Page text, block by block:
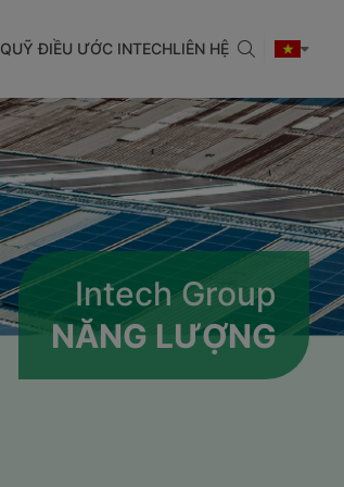
QUỸ ĐIỀU ƯỚC INTECHLIÊN HỆ
Intech Group
NĂNG LƯỢNG